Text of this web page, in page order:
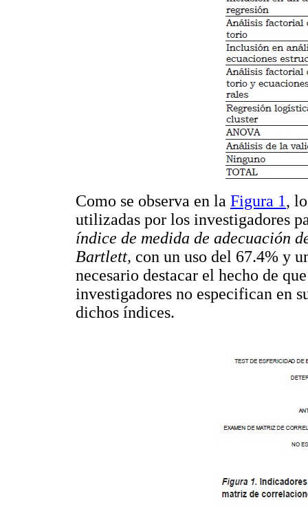
Como se observa en la Figura 1,
utilizadas por los investigadores
índice de medida de adecuación
Bartlett, con un uso del 67.4% y
necesario destacar el hecho de
investigadores no especifican en
dichos índices.